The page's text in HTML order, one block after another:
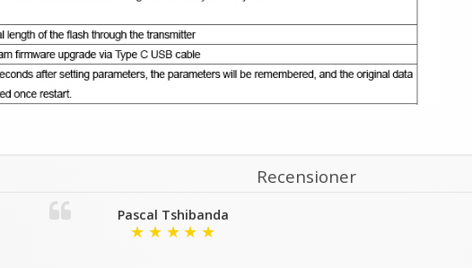
Recensioner
Pascal Tshibanda
★ ★ ★ ★ ★